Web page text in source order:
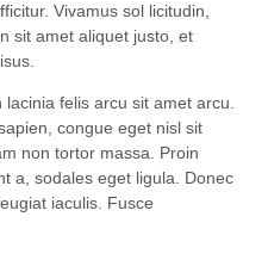
Vivamus sol licitudin,
sit amet aliquet justo, et
felis arcu sit amet arcu.
congue eget nisl sit
non tortor massa. Proin
a, sodales eget ligula. Donec
iaculis. Fusce